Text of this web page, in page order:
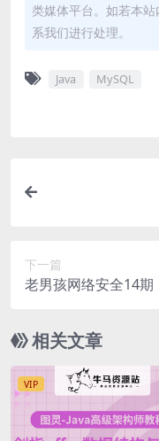
类媒体平台。如若本
系我们进行处理。
Java MySQL
下一篇
老男孩网络安全14期
相关文章
VIP